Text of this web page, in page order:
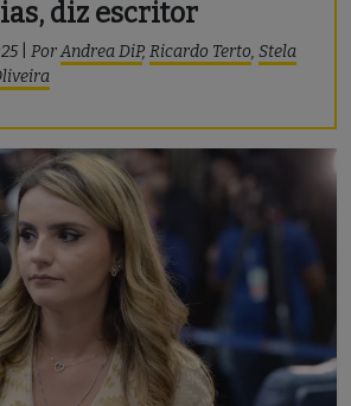
diz escritor
PorAndrea DiP, Ricardo Terto, Stela